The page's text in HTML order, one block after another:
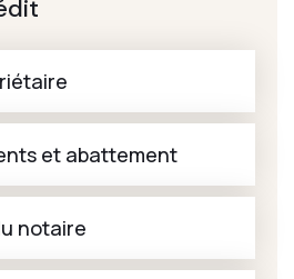
et abattement
notaire